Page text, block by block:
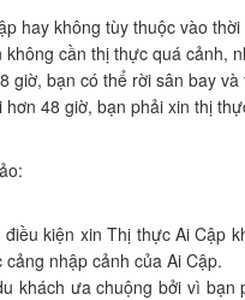
hay không tùy thuộc vào
cần thị thực quá cảnh,
giờ, bạn có thể rời sân bay
48 giờ, bạn phải xin thị
kiện xin Thị thực Ai Cập
nhập cảnh của Ai Cập.
khách ưa chuộng bởi vì